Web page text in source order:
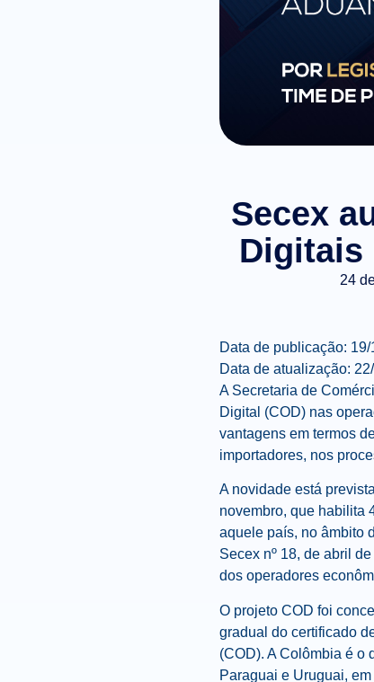
Secex
Digitais
24
Data de publicação: 19/
Data de atualização:
A Secretaria de
Digital (COD) nas
vantagens em termos
importadores, nos
A novidade está
novembro, que habilita
aquele país, no âmbito
Secex nº 18, de abril
dos operadores
O projeto COD foi
gradual do certificado
(COD). A Colômbia é o
Paraguai e Uruguai,